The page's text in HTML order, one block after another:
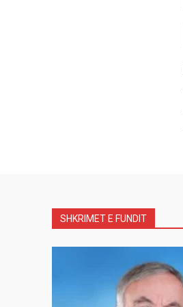
SHKRIMET E FUNDIT